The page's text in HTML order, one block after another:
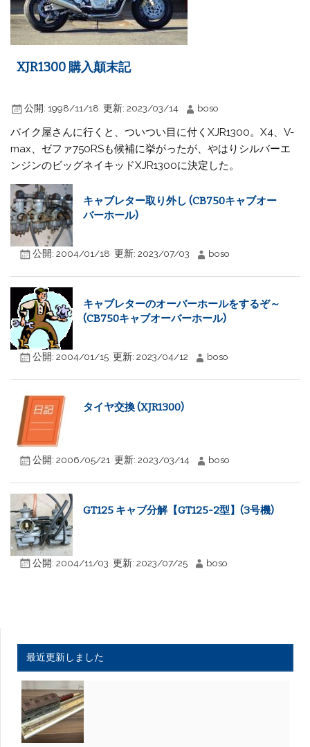
XJR1300 購入顛末記
公開: 1998/11/18 更新: 2023/03/14 boso
バイク屋さんに行くと、ついつい目に付くXJR1300。X4、V-
max、ゼファ750RSも候補に挙がったが、やはりシルバーエ
ンジンのビッグネイキッドXJR1300に決定した。
キャブレター取り外し (CB750キャブオー
バーホール)
公開: 2004/01/18 更新: 2023/07/03 boso
キャブレターのオーバーホールをするぞ～
(CB750キャブオーバーホール)
公開: 2004/01/15 更新: 2023/04/12 boso
タイヤ交換 (XJR1300)
公開: 2006/05/21 更新: 2023/03/14 boso
GT125 キャブ分解【GT125-2型】(3号機)
公開: 2004/11/03 更新: 2023/07/25 boso
最近更新しました